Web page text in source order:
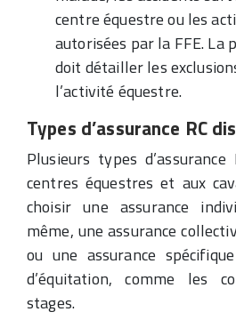
centre équestre ou les
autorisées par la FFE. La
doit détailler les
l’activité équestre.
Types d’assurance RC
Plusieurs types d’assurance
centres équestres et aux
choisir une assurance
même, une assurance
ou une assurance
d’équitation, comme les
stages.